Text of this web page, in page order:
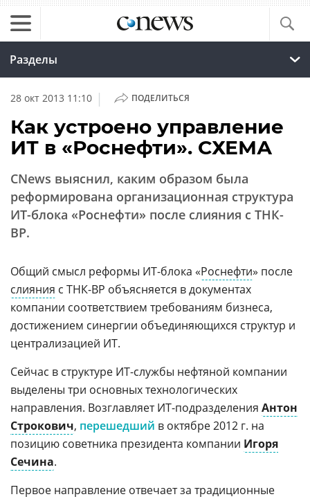
Разделы
28 окт 2013 11:10 | ПОДЕЛИТЬСЯ
Как устроено управление
ИТ в «Роснефти». СХЕМА
CNews выяснил, каким образом была
реформирована организационная структура
ИТ-блока «Роснефти» после слияния с ТНК-
BP.
Общий смысл реформы ИТ-блока «Роснефти» после
слияния с ТНК-BP объясняется в документах
компании соответствием требованиям бизнеса,
достижением синергии объединяющихся структур и
централизацией ИТ.
Сейчас в структуре ИТ-службы нефтяной компании
выделены три основных технологических
направления. Возглавляет ИТ-подразделения Антон
Строкович, перешедший в октябре 2012 г. на
позицию советника президента компании Игоря
Сечина.
Первое направление отвечает за традиционные